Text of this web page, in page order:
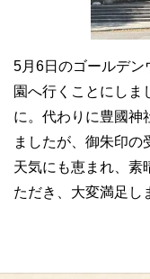
5月6日のゴールデン
園へ行くことにしま
に。代わりに豊國神
ましたが、御朱印の
天気にも恵まれ、素
ただき、大変満足し